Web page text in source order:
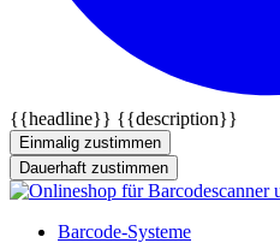
{{headline}} {{description}}
Einmalig zustimmen
Dauerhaft zustimmen
Barcode-Systeme